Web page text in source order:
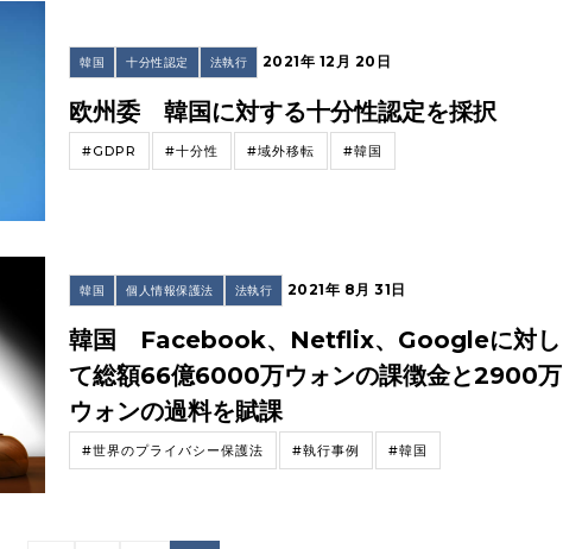
韓国 十分性認定 法執行 2021年 12月 20日
欧州委 韓国に対する十分性認定を採択
#GDPR #十分性 #域外移転 #韓国
韓国 個人情報保護法 法執行 2021年 8月 31日
韓国 Facebook、Netflix、Googleに対し
て総額66億6000万ウォンの課徴金と2900万
ウォンの過料を賦課
#世界のプライバシー保護法 #執行事例 #韓国